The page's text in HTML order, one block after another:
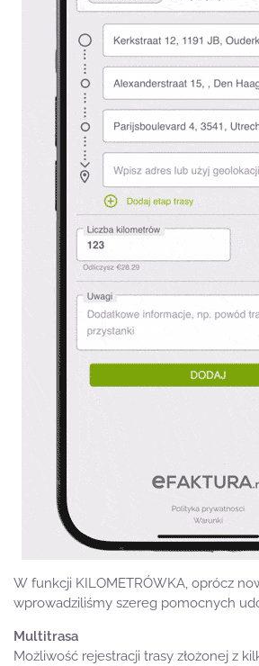
W funkcji KILOMETRÓWKA, oprócz
wprowadziliśmy szereg pomocnych
Multitrasa
Możliwość rejestracji trasy złożonej z